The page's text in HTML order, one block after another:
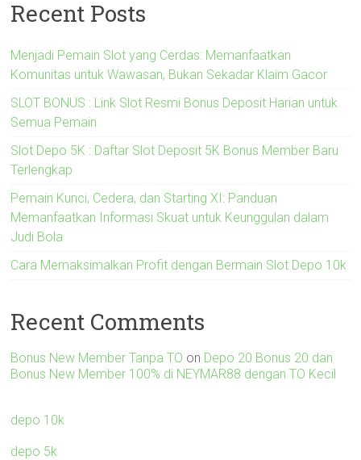
Recent Posts
Menjadi Pemain Slot yang Cerdas: Memanfaatkan
Komunitas untuk Wawasan, Bukan Sekadar Klaim Gacor
SLOT BONUS : Link Slot Resmi Bonus Deposit Harian untuk
Semua Pemain
Slot Depo 5K : Daftar Slot Deposit 5K Bonus Member Baru
Terlengkap
Pemain Kunci, Cedera, dan Starting XI: Panduan
Memanfaatkan Informasi Skuat untuk Keunggulan dalam
Judi Bola
Cara Memaksimalkan Profit dengan Bermain Slot Depo 10k
Recent Comments
Bonus New Member Tanpa TO on Depo 20 Bonus 20 dan
Bonus New Member 100% di NEYMAR88 dengan TO Kecil
depo 10k
depo 5k